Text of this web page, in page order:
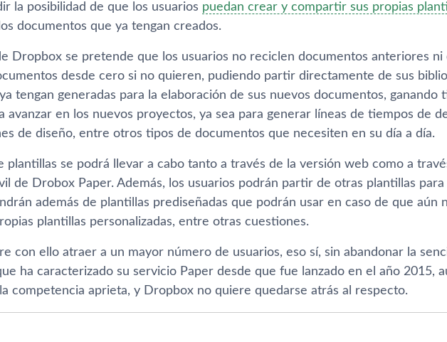
la posibilidad de que los usuarios puedan crear y compartir sus propias
documentos que ya tengan creados.
Dropbox se pretende que los usuarios no reciclen documentos anteriores ni
desde cero si no quieren, pudiendo partir directamente de sus
tengan generadas para la elaboración de sus nuevos documentos, ganando
avanzar en los nuevos proyectos, ya sea para generar lí­neas de tiempos de
de diseño, entre otros tipos de documentos que necesiten en su dí­a a dí­a.
plantillas se podrá llevar a cabo tanto a través de la versión web como a
de Drobox Paper. Además, los usuarios podrán partir de otras plantillas para
además de plantillas prediseñadas que podrán usar en caso de que aún
plantillas personalizadas, entre otras cuestiones.
con ello atraer a un mayor número de usuarios, eso sí­, sin abandonar la
ha caracterizado su servicio Paper desde que fue lanzado en el año 2015,
competencia aprieta, y Dropbox no quiere quedarse atrás al respecto.